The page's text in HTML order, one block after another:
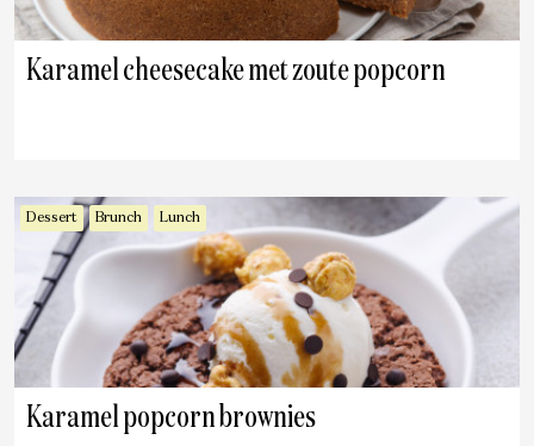
Karamel cheesecake met zoute popcorn
Dessert Brunch Lunch
Karamel popcorn brownies